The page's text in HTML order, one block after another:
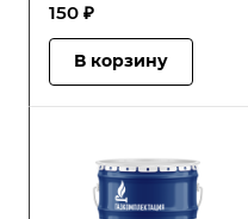
150 ₽
В корзину